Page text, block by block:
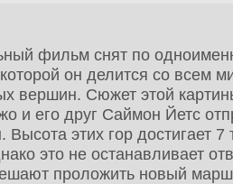
фильм снят по
он делится со всем
вершин. Сюжет этой
и его друг Саймон Йетс
этих гор достигает 7
это не останавливает
проложить новый